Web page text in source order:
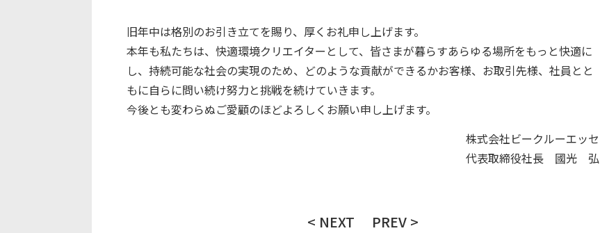
旧年中は格別のお引き立てを賜り、厚くお礼申し上げます。
本年も私たちは、快適環境クリエイターとして、皆さまが暮らすあらゆる場所をもっと快適に
し、持続可能な社会の実現のため、どのような貢献ができるかお客様、お取引先様、社員とと
もに自らに問い続け努力と挑戦を続けていきます。
今後とも変わらぬご愛顧のほどよろしくお願い申し上げます。
株式会社ビークルーエッセ
代表取締役社長 國光 弘
< NEXT PREV >